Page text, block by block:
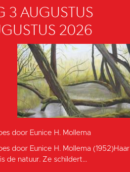
3 AUGUSTUS
2026
door Eunice H. Mollema
door Eunice H. Mollema (1952)Haar
de natuur. Ze schildert...